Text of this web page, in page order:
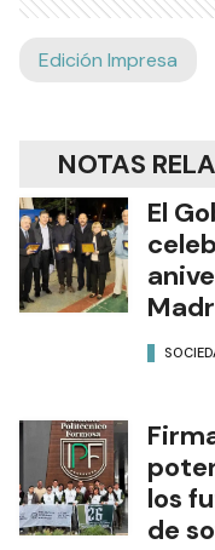
Edición Impresa
NOTAS
El
los
de